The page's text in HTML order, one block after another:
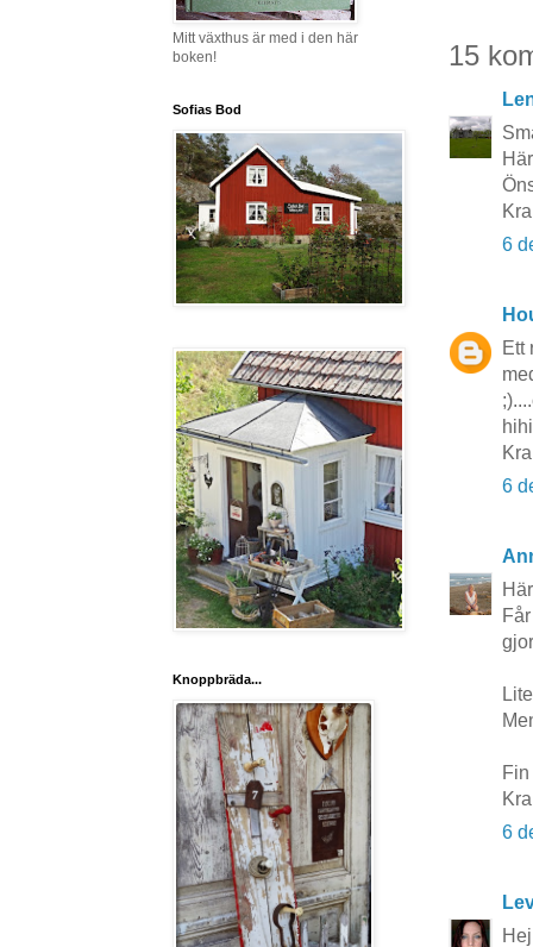
15
6
Ett
6
6
Mitt växthus är med i den här
boken!
Sofias Bod
Knoppbräda...